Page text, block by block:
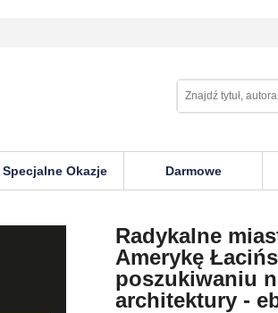
Specjalne Okazje Darmowe
Radykalne
Amerykę
poszukiwaniu
architektury -